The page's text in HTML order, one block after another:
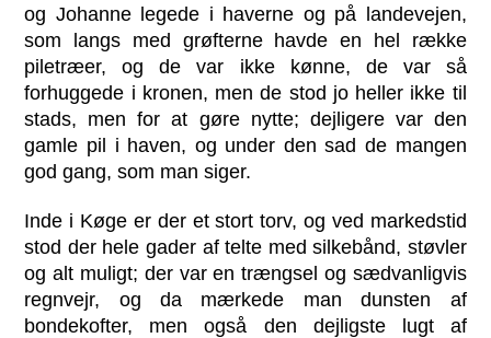
og Johanne legede i haverne og på landevejen,
som langs med grøfterne havde en hel række
piletræer, og de var ikke kønne, de var så
forhuggede i kronen, men de stod jo heller ikke til
stads, men for at gøre nytte; dejligere var den
gamle pil i haven, og under den sad de mangen
god gang, som man siger.
Inde i Køge er der et stort torv, og ved markedstid
stod der hele gader af telte med silkebånd, støvler
og alt muligt; der var en trængsel og sædvanligvis
regnvejr, og da mærkede man dunsten af
bondekofter, men også den dejligste lugt af